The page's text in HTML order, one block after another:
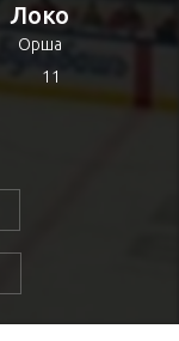
Локо
Орша
11